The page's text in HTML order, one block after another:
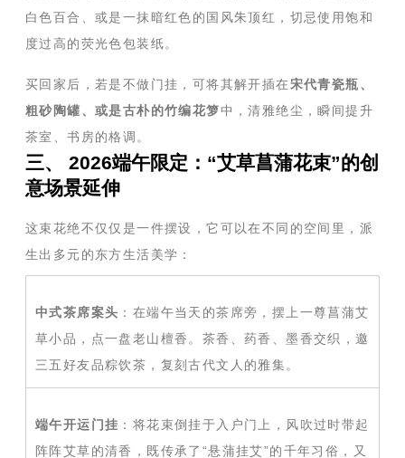
白色百合、或是一抹暗红色的国风朱顶红，切忌使用饱和
度过高的荧光色包装纸。
买回家后，若是不做门挂，可将其解开插在宋代青瓷瓶、
粗砂陶罐、或是古朴的竹编花箩中，清雅绝尘，瞬间提升
茶室、书房的格调。
三、 2026端午限定：“艾草菖蒲花束”的创
意场景延伸
这束花绝不仅仅是一件摆设，它可以在不同的空间里，派
生出多元的东方生活美学：
中式茶席案头 ：在端午当天的茶席旁，摆上一尊菖蒲艾
草小品，点一盘老山檀香。茶香、药香、墨香交织，邀
三五好友品粽饮茶，复刻古代文人的雅集。
端午开运门挂 ：将花束倒挂于入户门上，风吹过时带起
阵阵艾草的清香，既传承了“悬蒲挂艾”的千年习俗，又